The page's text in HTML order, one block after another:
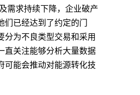
需求持续下降，企业破产
们已经达到了约定的门
分为不良类型交易和采用
直关注能够分析大量数据
可能会推动对能源转化技